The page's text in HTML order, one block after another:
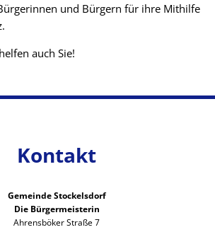
und Bürgern für ihre Mithilfe
auch Sie!
Kontakt
Gemeinde Stockelsdorf
Die Bürgermeisterin
Ahrensböker Straße 7